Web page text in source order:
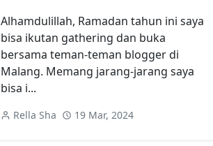
Alhamdulillah, Ramadan tahun ini saya
bisa ikutan gathering dan buka
bersama teman-teman blogger di
Malang. Memang jarang-jarang saya
bisa i...
Rella Sha 19 Mar, 2024